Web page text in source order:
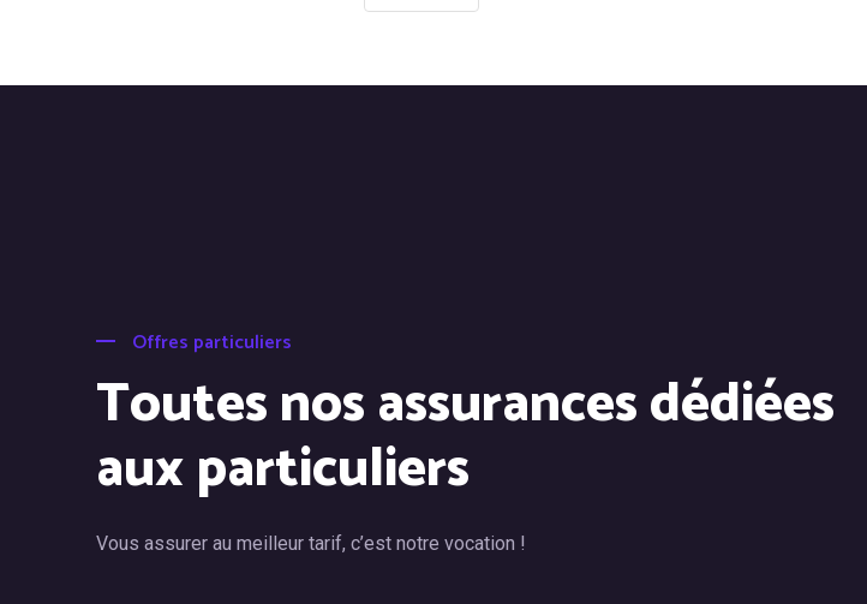
Offres particuliers
Toutes nos assurances dédiées
aux particuliers
Vous assurer au meilleur tarif, c’est notre vocation !